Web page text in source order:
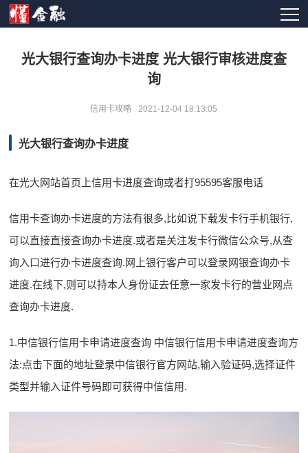
光大银行查询办卡进度 光大银行审核进度查
询
信用卡攻略 2021-12-04 18:13:05
光大银行查询办卡进度
在光大网站首页上信用卡进度查询或者打95595客服电话
信用卡查询办卡进度的方法有很多,比如说下载发卡行手机银行,
可以直接直接查询办卡进度.或者是关注发卡行微信公众号,从查
询入口进行办卡进度查询.网上银行客户可以登录网银查询办卡
进度.在线下,则可以持本人身份证去任意一家发卡行的营业网点
查询办卡进度.
1.中信银行信用卡申请进度查询 中信银行信用卡申请进度查询方
法:点击下面的地址登录中信银行官方网站,输入验证码,选择证件
类型并输入证件号码即可获得中信信用.